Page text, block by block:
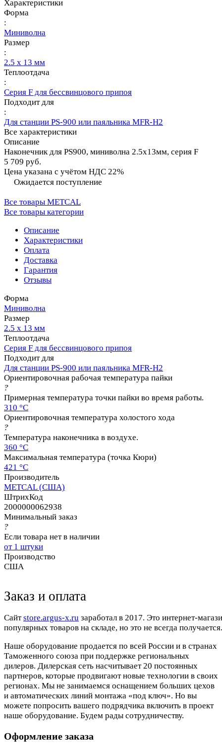
Характеристики
Форма
:
Миниволна
Размер
:
2.5 х 13 мм
Теплоотдача
:
Серия F для бессвинцового припоя
Подходит для
:
Для станции PS-900 или паяльника MFR-H2
Все характеристики
Описание
Наконечник для PS900, миниволна 2.5х13мм, серия F
5 709 руб.
Цена указана с учётом НДС 22%
Ожидается поступление
Все товары METCAL
Все товары категории
Описание
Характеристики
Оплата
Доставка
Гарантия
Отзывы
Форма
Миниволна
Размер
2.5 х 13 мм
Теплоотдача
Серия F для бессвинцового припоя
Подходит для
Для станции PS-900 или паяльника MFR-H2
Ориентировочная рабочая температура пайки
?
Примерная температура точки пайки во время работы.
310 °C
Ориентировочная температура холостого хода
?
Температура наконечника в воздухе.
360 °C
Максимальная температура (точка Кюри)
421 °C
Производитель
METCAL (США)
ШтрихКод
2000000062938
Минимальный заказ
?
Если товара нет в наличии
от 1 штуки
Производство
США
Заказ и оплата
Cайтstore.argus-x.ru заработал в 2017. Это интернет-
популярных товаров на складе, но это не всегда
Наше оборудование продается по всей России и в странах
Таможенного союза при поддержке региональных
дилеров. Дилерская сеть насчитывает 20 постоянных
партнеров, которые продвигают новые технологии в своих
регионах. Мы не занимаемся оснащением больших цехов
и автоматических линий монтажа «под ключ». Но вы
можете попросить вашего подрядчика включить в проект
наше оборудование. Будем рады сотрудничеству.
Оформление заказа